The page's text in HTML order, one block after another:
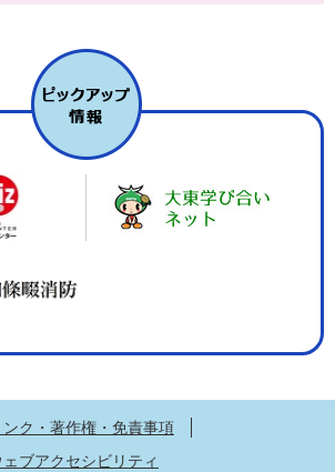
ンク・著作権・免責事項
ェブアクセシビリティ